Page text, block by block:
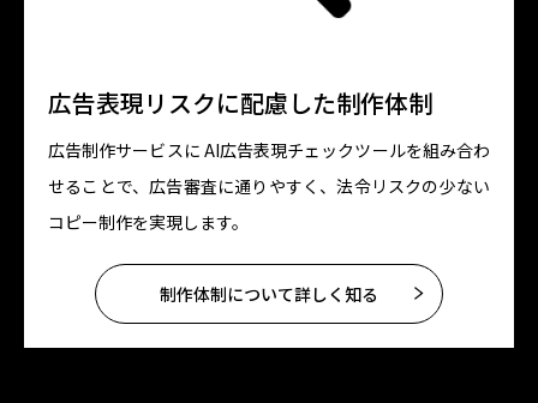
広告表現リスクに配慮した制作体制
広告制作サービスに AI広告表現チェックツールを組み合わ
せることで、広告審査に通りやすく、法令リスクの少ない
コピー制作を実現します。
制作体制について詳しく知る